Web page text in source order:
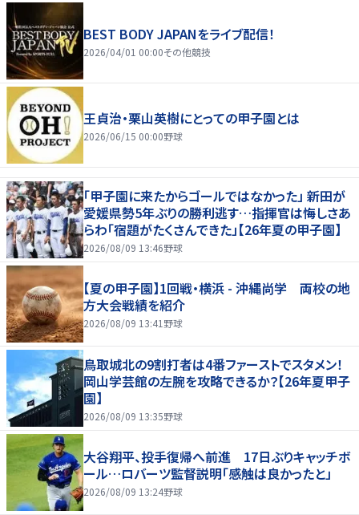
BEST BODY JAPANをライブ配信！
2026/04/01 00:00その他競技
王貞治・栗山英樹にとっての甲子園とは
2026/06/15 00:00野球
「甲子園に来たからゴールではなかった」 新田が
愛媛県勢5年ぶりの勝利逃す…指揮官は悔しさあ
らわ「宿題がたくさんできた」【26年夏の甲子園】
2026/08/09 13:46野球
【夏の甲子園】1回戦・横浜 - 沖縄尚学 両校の地
方大会戦績を紹介
2026/08/09 13:41 野球
鳥取城北の9割打者は4番ファーストでスタメン！
岡山学芸館の左腕を攻略できるか？【26年夏甲子
園】
2026/08/09 13:35野球
大谷翔平、投手復帰へ前進 17日ぶりキャッチボ
ール…ロバーツ監督説明「感触は良かったと」
2026/08/09 13:24野球